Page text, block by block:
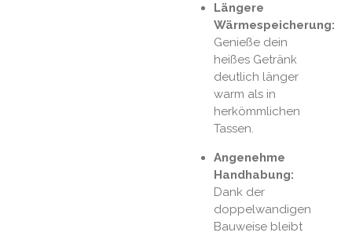
Längere
Wärmespeicherung:
Genieße dein
heißes Getränk
deutlich länger
warm als in
herkömmlichen
Tassen.
Angenehme
Handhabung:
Dank der
doppelwandigen
Bauweise bleibt